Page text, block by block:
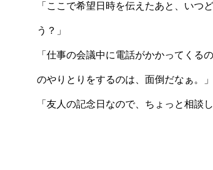
「ここで希望日時を伝えたあと、いつ
う？」
「仕事の会議中に電話がかかってくる
のやりとりをするのは、面倒だなぁ。」
「友人の記念日なので、ちょっと相談